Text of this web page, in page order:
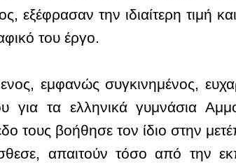
εξέφρασαν την ιδιαίτερη τιμή
του έργο.
εμφανώς συγκινημένος,
για τα ελληνικά γυμνάσια
τους βοήθησε τον ίδιο στην
απαιτούν τόσο από την